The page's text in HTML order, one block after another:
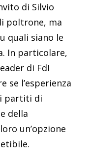
di Silvio
poltrone, ma
quali siano le
In particolare,
di FdI
se l’esperienza
partiti di
della
un’opzione